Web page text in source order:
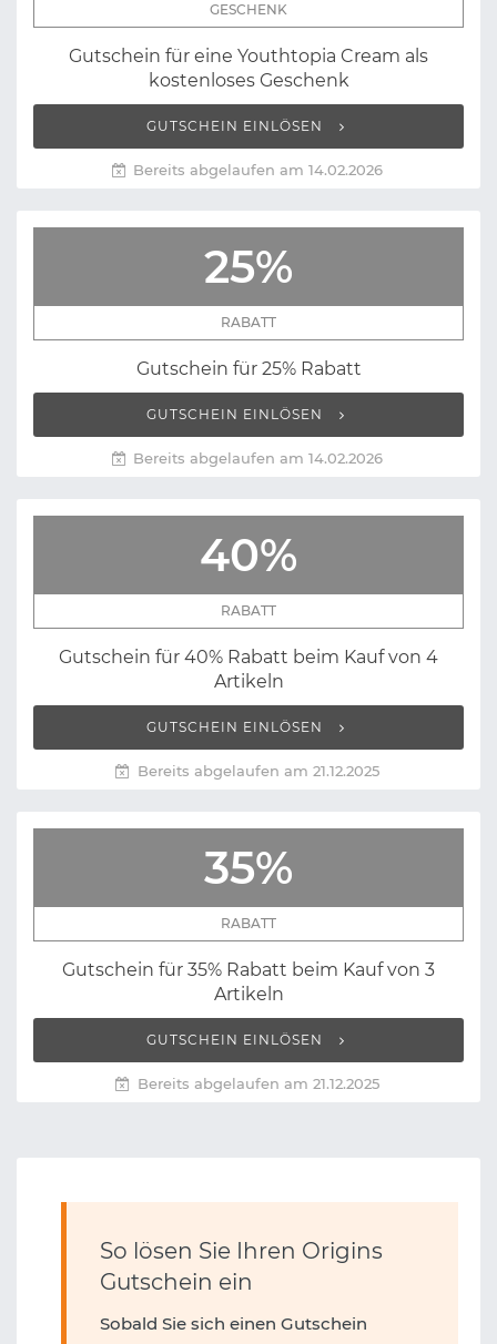
GESCHENK
Gutschein für eine Youthtopia Cream als
kostenloses Geschenk
GUTSCHEIN EINLÖSEN
Bereits abgelaufen am 14.02.2026
25%
RABATT
Gutschein für 25% Rabatt
GUTSCHEIN EINLÖSEN
Bereits abgelaufen am 14.02.2026
40%
RABATT
Gutschein für 40% Rabatt beim Kauf von 4
Artikeln
GUTSCHEIN EINLÖSEN
Bereits abgelaufen am 21.12.2025
35%
RABATT
Gutschein für 35% Rabatt beim Kauf von 3
Artikeln
GUTSCHEIN EINLÖSEN
Bereits abgelaufen am 21.12.2025
So lösen Sie Ihren Origins
Gutschein ein
Sobald Sie sich einen Gutschein